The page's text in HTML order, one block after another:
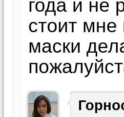
года и не
стоит
маски